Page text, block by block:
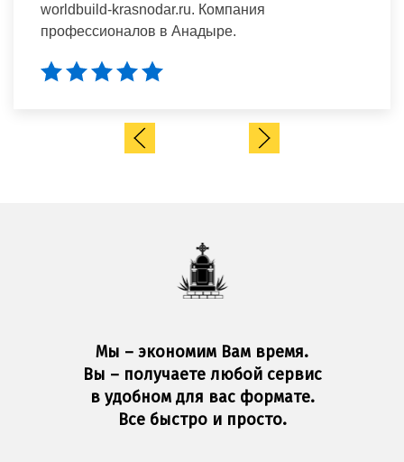
мастеру в Анадыре, работу сделал качественно
и быстро.
Мы – экономим Вам время.
Вы – получаете любой сервис
в удобном для вас формате.
Все быстро и просто.